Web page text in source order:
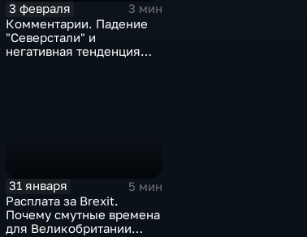
3 февраля
3 мин
Комментарии. Падение
"Северстали" и
негативная тенденция
31 января
5 мин
Расплата за Brexit.
Почему смутные времена
для Великобритании